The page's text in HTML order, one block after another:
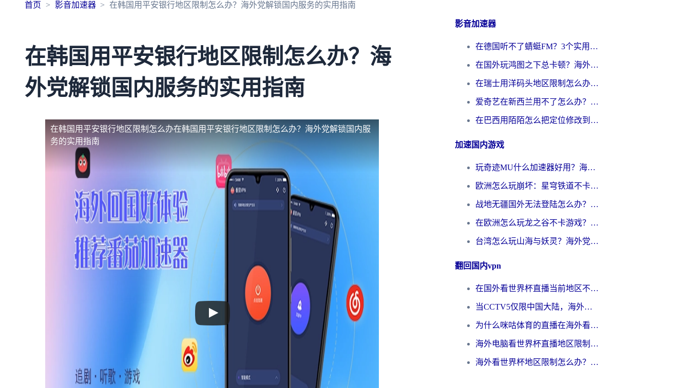
首页 影音加速器 在韩国用平安银行地区限制怎么办？海外党解锁国内服务的实用指南
在韩国用平安银行地区限制怎么办？海
外党解锁国内服务的实用指南
在韩国用平安银行地区限制怎么办在韩国用平安银行地区限制怎么办？海外党解锁国内服
务的实用指南
影音加速器
在德国听不了蜻蜓FM？3个实用技巧帮你解锁国内影音自由
在国外玩鸿图之下总卡顿？海外党追剧听歌的3个实用解决方案
在瑞士用洋码头地区限制怎么办？海外华人必看的回国加速全攻略
爱奇艺在新西兰用不了怎么办？海外党亲测有效的回国加速方案
在巴西用陌陌怎么把定位修改到中国国内？海外党必看的回国加速全攻略
加速国内游戏
玩奇迹MU什么加速器好用？海外党亲测：这款加速器让你告别延迟卡顿！
欧洲怎么玩崩坏：星穹铁道不卡？2026海外玩家国服游戏加速器终极攻略
战地无疆国外无法登陆怎么办？海外玩家国服畅玩终极指南（附欧服魔兽EVE加速方案）
在欧洲怎么玩龙之谷不卡游戏？2026海外党国服游戏加速全攻略
台湾怎么玩山海与妖灵？海外党国服游戏加速全攻略，告别延迟卡顿
翻回国内vpn
在国外看世界杯直播当前地区不可播放？海外党必看的回国加速全攻略
当CCTV5仅限中国大陆，海外球迷的世界杯狂欢如何继续？
为什么咪咕体育的直播在海外看不了？3步解决海外看世界杯+抖音地区限制难题
海外电脑看世界杯直播地区限制怎么办？你需要一个聪明的加速器
海外看世界杯地区限制怎么办？一篇搞定咪咕视频播放+国内资源无缝访问指南